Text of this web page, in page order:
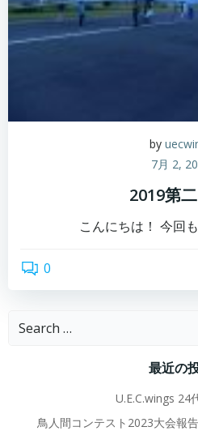
by
7月 2,
2019第
こんにちは！ 今回
0
Search
最近の
U.E.C.wings 24
鳥人間コンテスト2023大会報